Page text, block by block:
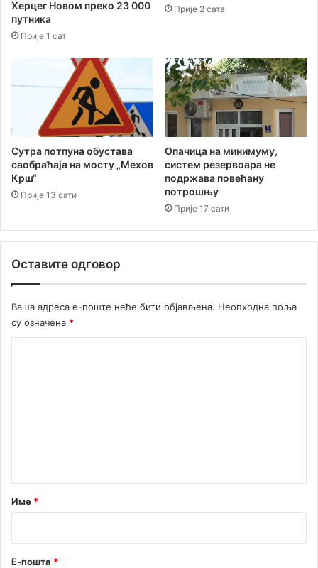
Херцег Новом преко 23 000
путника
Прије 1 сат
Прије 2 сата
Сутра потпуна обустава
саобраћаја на мосту „Мехов
Крш“
Прије 13 сати
Опачица на минимуму,
систем резервоара не
подржава повећану
потрошњу
Прије 17 сати
Оставите одговор
Ваша адреса е-поште неће бити објављена. Неопходна поља
су означена *
р
Име *
Е-пошта *